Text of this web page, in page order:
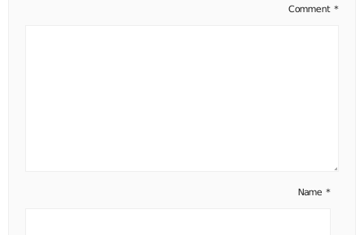
Comment *
Name *